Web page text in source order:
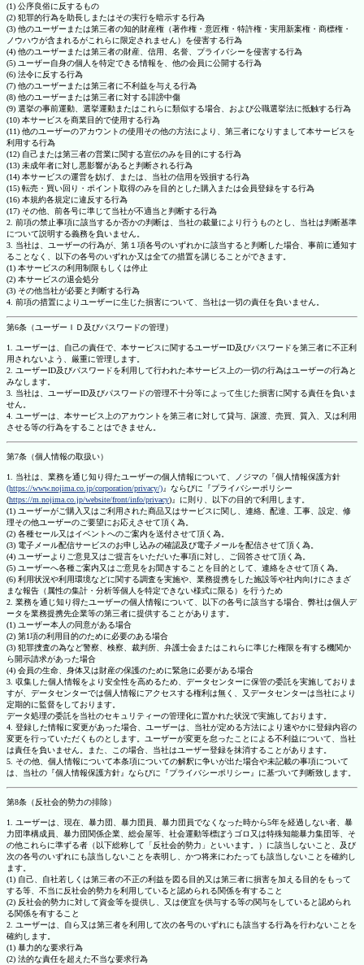
(1) 公序良俗に反するもの
(2) 犯罪的行為を助長しまたはその実行を暗示する行為
(3) 他のユーザーまたは第三者の知的財産権（著作権・意匠権・特許権・実用新案権・商標権・
ノウハウが含まれるがこれらに限定されません）を侵害する行為
(4) 他のユーザーまたは第三者の財産、信用、名誉、プライバシーを侵害する行為
(5) ユーザー自身の個人を特定できる情報を、他の会員に公開する行為
(6) 法令に反する行為
(7) 他のユーザーまたは第三者に不利益を与える行為
(8) 他のユーザーまたは第三者に対する誹謗中傷
(9) 選挙の事前運動、選挙運動またはこれらに類似する場合、および公職選挙法に抵触する行為
(10) 本サービスを商業目的で使用する行為
(11) 他のユーザーのアカウントの使用その他の方法により、第三者になりすまして本サービスを
利用する行為
(12) 自己または第三者の営業に関する宣伝のみを目的にする行為
(13) 未成年者に対し悪影響があると判断される行為
(14) 本サービスの運営を妨げ、または、当社の信用を毀損する行為
(15) 転売・買い回り・ポイント取得のみを目的とした購入または会員登録をする行為
(16) 本規約各規定に違反する行為
(17) その他、前各号に準じて当社が不適当と判断する行為
2. 前項の禁止事項に該当するか否かの判断は、当社の裁量により行うものとし、当社は判断基準
について説明する義務を負いません。
3. 当社は、ユーザーの行為が、第１項各号のいずれかに該当すると判断した場合、事前に通知す
ることなく、以下の各号のいずれか又は全ての措置を講じることができます。
(1) 本サービスの利用制限もしくは停止
(2) 本サービスの退会処分
(3) その他当社が必要と判断する行為
4. 前項の措置によりユーザーに生じた損害について、当社は一切の責任を負いません。
第6条（ユーザーＩＤ及びパスワードの管理）
1. ユーザーは、自己の責任で、本サービスに関するユーザーID及びパスワードを第三者に不正利
用されないよう、厳重に管理します。
2. ユーザーID及びパスワードを利用して行われた本サービス上の一切の行為はユーザーの行為と
みなします。
3. 当社は、ユーザーID及びパスワードの管理不十分等によって生じた損害に関する責任を負いま
せん。
4. ユーザーは、本サービス上のアカウントを第三者に対して貸与、譲渡、売買、質入、又は利用
させる等の行為をすることはできません。
第7条（個人情報の取扱い）
1. 当社は、業務を通じ知り得たユーザーの個人情報について、ノジマの『個人情報保護方針
(https://www.nojima.co.jp/corporation/privacy/)』ならびに『プライバシーポリシー
(https://m.nojima.co.jp/website/front/info/privacy)』に則り、以下の目的で利用します。
(1) ユーザーがご購入又はご利用された商品又はサービスに関し、連絡、配達、工事、設定、修
理その他ユーザーのご要望にお応えさせて頂く為。
(2) 各種セール又はイベントへのご案内を送付させて頂く為。
(3) 電子メール配信サービスのお申し込みの確認及び電子メールを配信させて頂く為。
(4) ユーザーよりご意見又はご提言をいただいた事項に対し、ご回答させて頂く為。
(5) ユーザーへ各種ご案内又はご意見をお聞きすることを目的として、連絡をさせて頂く為。
(6) 利用状況や利用環境などに関する調査を実施や、業務提携をした施設等や社内向けにさまざ
まな報告（属性の集計・分析等個人を特定できない様式に限る）を行うため
2. 業務を通じ知り得たユーザーの個人情報について、以下の各号に該当する場合、弊社は個人デ
ータを業務提携先企業等の第三者に提供することがあります。
(1) ユーザー本人の同意がある場合
(2) 第1項の利用目的のために必要のある場合
(3) 犯罪捜査の為など警察、検察、裁判所、弁護士会またはこれらに準じた権限を有する機関か
ら開示請求があった場合
(4) 会員の生命、身体又は財産の保護のために緊急に必要がある場合
3. 収集した個人情報をより安全性を高めるため、データセンターに保管の委託を実施しておりま
すが、データセンターでは個人情報にアクセスする権利は無く、又データセンターは当社により
定期的に監督をしております。
データ処理の委託を当社のセキュリティーの管理化に置かれた状況で実施しております。
4. 登録した情報に変更があった場合、ユーザーは、当社が定める方法により速やかに登録内容の
変更を行っていただくものとします。ユーザーが変更を怠ったことによる不利益について、当社
は責任を負いません。また、この場合、当社はユーザー登録を抹消することがあります。
5. その他、個人情報について本条項についての解釈に争いが出た場合や未記載の事項について
は、当社の『個人情報保護方針』ならびに『プライバシーポリシー』に基づいて判断致します。
第8条（反社会的勢力の排除）
1. ユーザーは、現在、暴力団、暴力団員、暴力団員でなくなった時から5年を経過しない者、暴
力団準構成員、暴力団関係企業、総会屋等、社会運動等標ぼうゴロ又は特殊知能暴力集団等、そ
の他これらに準ずる者（以下総称して「反社会的勢力」といいます。）に該当しないこと、及び
次の各号のいずれにも該当しないことを表明し、かつ将来にわたっても該当しないことを確約し
ます。
(1) 自己、自社若しくは第三者の不正の利益を図る目的又は第三者に損害を加える目的をもって
する等、不当に反社会的勢力を利用していると認められる関係を有すること
(2) 反社会的勢力に対して資金等を提供し、又は便宜を供与する等の関与をしていると認められ
る関係を有すること
2. ユーザーは、自ら又は第三者を利用して次の各号のいずれにも該当する行為を行わないことを
確約します。
(1) 暴力的な要求行為
(2) 法的な責任を超えた不当な要求行為